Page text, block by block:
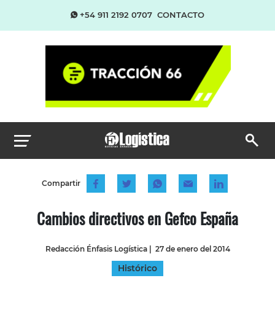
+54 911 2192 0707 CONTACTO
Compartir
Cambios directivos en Gefco España
Redacción Énfasis Logística| 27 de enero del 2014
Histórico